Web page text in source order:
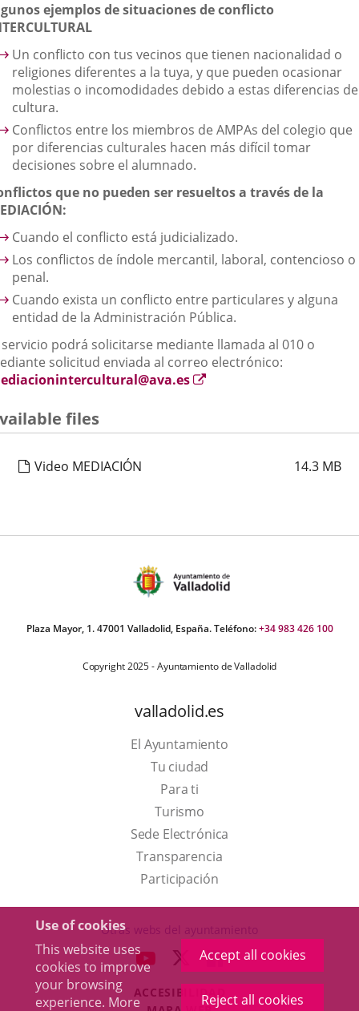
Use of cookies
This website uses
cookies to improve
your browsing
experience. More
Accept all cookies
Reject all cookies
ejemplos de situaciones de conflicto
Un conflicto con tus vecinos que tienen nacionalidad o
religiones diferentes a la tuya, y que pueden ocasionar
molestias o incomodidades debido a estas diferencias de
cultura.
Conflictos entre los miembros de AMPAs del colegio que
por diferencias culturales hacen más difícil tomar
decisiones sobre el alumnado.
que no pueden ser resueltos a través de la
Cuando el conflicto está judicializado.
Los conflictos de índole mercantil, laboral, contencioso o
penal.
Cuando exista un conflicto entre particulares y alguna
entidad de la Administración Pública.
servicio podrá solicitarse mediante llamada al 010 o
solicitud enviada al correo electrónico:
Enlace
aplicación
files
Video MEDIACIÓN 14.3 MB
Plaza Mayor, 1. 47001 Valladolid, España. Teléfono:+34 983 426 100
Copyright 2025 - Ayuntamiento de Valladolid
valladolid.es
El Ayuntamiento
Tu ciudad
Para ti
TurismoThis
link
will
open
up
window.
Sede Electrónica
Transparencia
Participación
Otras webs del ayuntamiento
LINK
EXTERNAL
LINK
TO
EXTERNAL
LINK
TO
EXTERNAL
ACCESIBILIDAD